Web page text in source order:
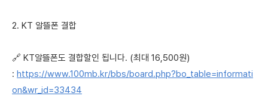
2. KT 알뜰폰 결합
🔗 KT알뜰폰도 결합할인 됩니다. (최대 16,500원)
: https://www.100mb.kr/bbs/board.php?bo_table=informati
on&wr_id=33434